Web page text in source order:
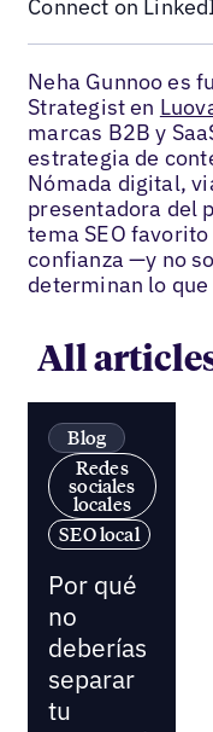
Connect on
Neha Gunnoo es
Strategist en
marcas B2B y
estrategia de
Nómada digital,
presentadora del
tema SEO
confianza —y no
determinan lo
All
Blog
Redes
sociales
locales
SEO local
Por qué
no
deberías
separar
tu